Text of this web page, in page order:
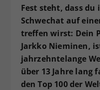
Fest steht, dass
Schwechat auf
treffen wirst: Dein
Jarkko Nieminen,
jahrzehntelange
über 13 Jahre lang
den Top 100 der